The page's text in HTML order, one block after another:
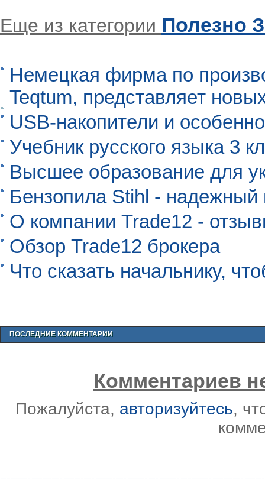
Еще из категории Полезно
Немецкая фирма по
Teqtum, представляет
USB-накопители и
Учебник русского языка 3
Высшее образование для
Бензопила Stihl -
О компании Trade12 -
Обзор Trade12 брокера
Что сказать начальнику,
ПОСЛЕДНИЕ КОММЕНТАРИИ
Комментариев
Пожалуйста, авторизуйтесь,